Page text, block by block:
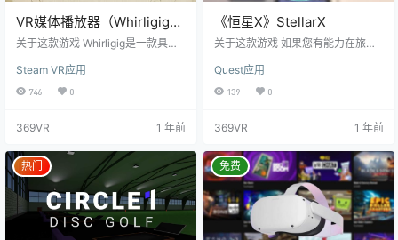
VR媒体播放器（Whirligig
VR Media Player）
关于这款游戏 Whirligig是一款具备
户播放和观看视频文件和图像，提
供无与伦比的体验。 主要特点如
的编解码器库，具备广泛的内置视
于流行的视频播放器VLC，相较于M
edia Foundation，它提供了更多的
视频播放选项，无需安装额外的解
码器插件。 2…
Steam VR应用
746 0
369VR 1 年前
《恒星X》StellarX
关于这款游戏 如果您有能力在旅途
任何人、任何地方构建协作空间、
远程教室或培训场景。StellarX是一
间进行实时多用户协作，包括任何P
立耳机。 您可以访问提供的各种资
源，也可以导入自己的资源，并建
立与他人一起探索的协作空间。通
过独特的空间画布，您可以创建动
态场景，该…
Quest应用
139 0
369VR 1 年前
热门 免费